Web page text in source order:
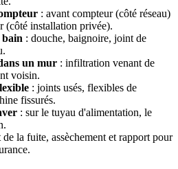
: avant compteur (côté réseau)
(côté installation privée).
bain : douche, baignoire, joint de
un mur : infiltration venant de
voisin.
: joints usés, flexibles de
fissurés.
: sur le tuyau d'alimentation, le
de la fuite, assèchement et rapport pour